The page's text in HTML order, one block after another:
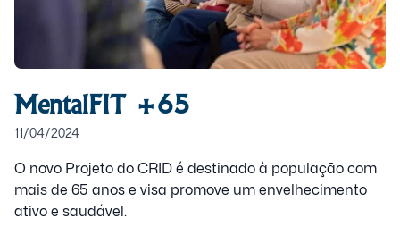
MentalFIT +65
11/04/2024
O novo Projeto do CRID é destinado à população com
mais de 65 anos e visa promove um envelhecimento
ativo e saudável.